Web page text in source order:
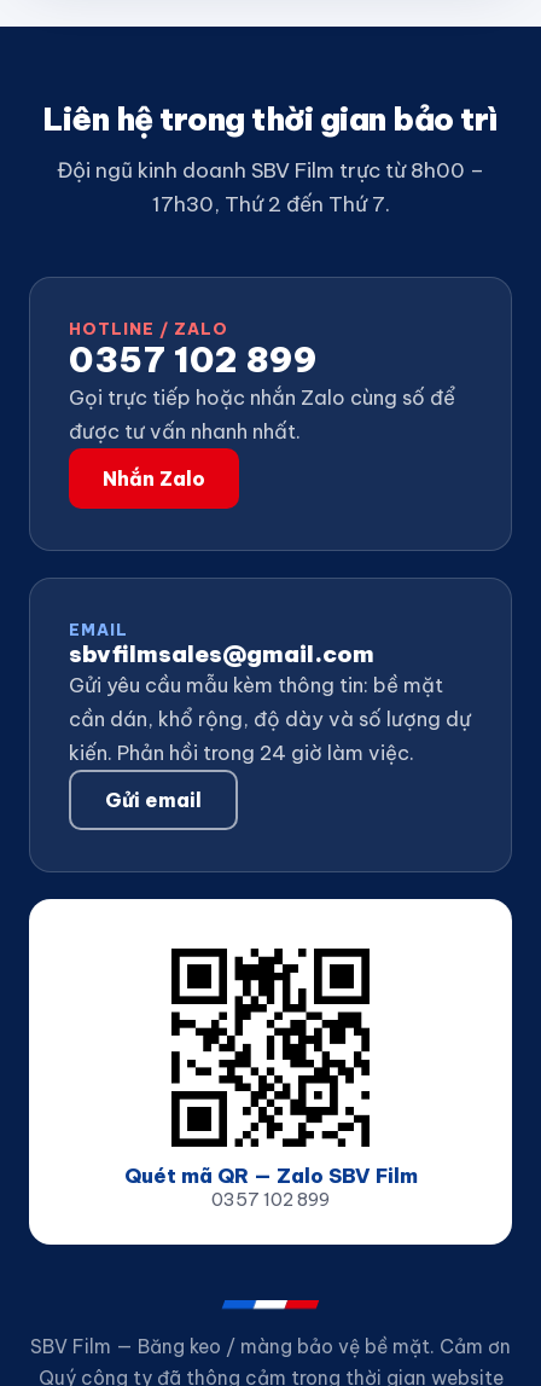
Liên hệ trong thời gian bảo trì
Đội ngũ kinh doanh SBV Film trực từ 8h00 –
17h30, Thứ 2 đến Thứ 7.
HOTLINE / ZALO
0357 102 899
Gọi trực tiếp hoặc nhắn Zalo cùng số để
được tư vấn nhanh nhất.
Nhắn Zalo
EMAIL
sbvfilmsales@gmail.com
Gửi yêu cầu mẫu kèm thông tin: bề mặt
cần dán, khổ rộng, độ dày và số lượng dự
kiến. Phản hồi trong 24 giờ làm việc.
Gửi email
Quét mã QR — Zalo SBV Film
0357 102 899
SBV Film — Băng keo / màng bảo vệ bề mặt. Cảm ơn
Quý công ty đã thông cảm trong thời gian website